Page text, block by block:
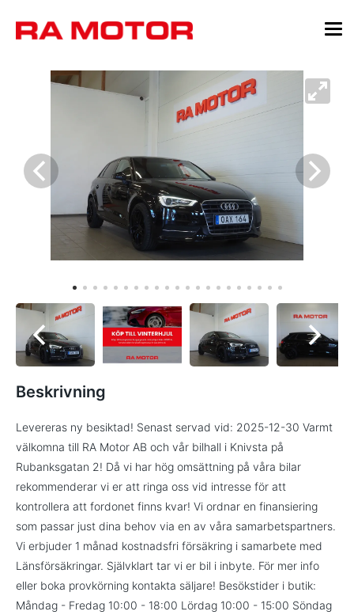
Beskrivning
Levereras ny besiktad! Senast servad vid: 2025-12-30 Varmt
välkomna till RA Motor AB och vår bilhall i Knivsta på
Rubanksgatan 2! Då vi har hög omsättning på våra bilar
rekommenderar vi er att ringa oss vid intresse för att
kontrollera att fordonet finns kvar! Vi ordnar en finansiering
som passar just dina behov via en av våra samarbetspartners.
Vi erbjuder 1 månad kostnadsfri försäkring i samarbete med
Länsförsäkringar. Självklart tar vi er bil i inbyte. För mer info
eller boka provkörning kontakta säljare! Besökstider i butik:
Måndag - Fredag 10:00 - 18:00 Lördag 10:00 - 15:00 Söndag